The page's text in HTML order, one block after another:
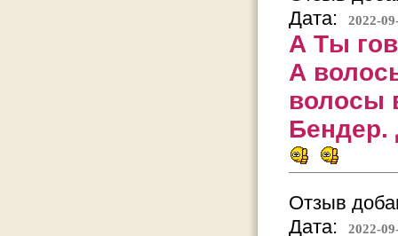
Дата:
2022-
А Ты
А
волосы
Бендер.
Отзыв
Дата:
2022-